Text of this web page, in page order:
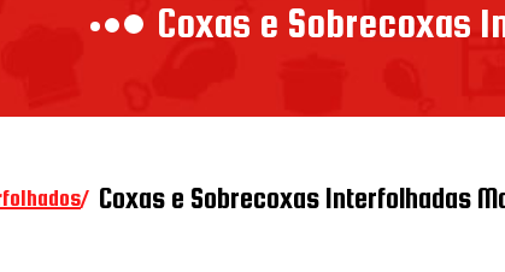
Coxas e Sobrecoxas
/ Coxas e Sobrecoxas Interfolhadas